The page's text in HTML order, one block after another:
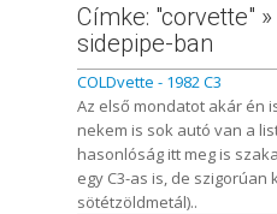
Címke: "corvette"
sidepipe-ban
COLDvette - 1982 C3
Az első mondatot akár én
nekem is sok autó van a
hasonlóság itt meg is
egy C3-as is, de szigorúan
sötétzöldmetál)..